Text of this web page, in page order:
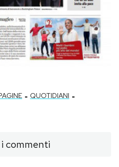
- QUOTIDIANI -
commenti